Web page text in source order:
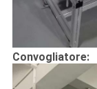
Convogliatore: